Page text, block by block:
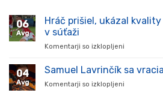
06
Avg
Hráč prišiel, ukázal
v súťaži
Komentarji so izklopljeni
prišiel,
04
Avg
Samuel Lavrinčík sa
Komentarji so izklopljeni